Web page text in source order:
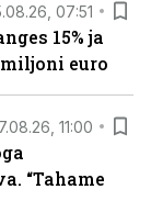
07:51
15% ja
euro
11:00
“Tahame